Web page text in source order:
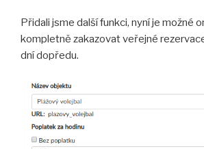
Přidali jsme další funkci, nyní je možné
kompletně zakazovat veřejné
dní dopředu.